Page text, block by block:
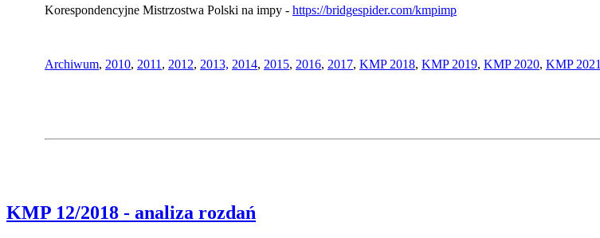
Korespondencyjne Mistrzostwa Polski na impy - https://bridgespider.com/kmpimp
Archiwum, 2010, 2011 , 2012, 2013, 2014, 2015, 2016, 2017, KMP 2018, KMP 2019, KMP 2020, KMP 2021
KMP 12/2018 - analiza rozdań